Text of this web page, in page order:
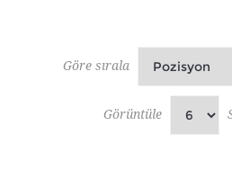
Göre sırala
Görüntüle